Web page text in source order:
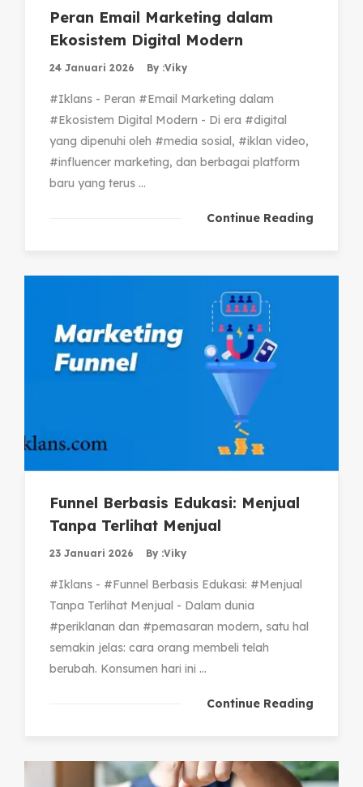
Peran Email Marketing dalam
Ekosistem Digital Modern
24 Januari 2026 By :Viky
#Iklans - Peran #Email Marketing dalam
#Ekosistem Digital Modern - Di era #digital
yang dipenuhi oleh #media sosial, #iklan video,
#influencer marketing, dan berbagai platform
baru yang terus ...
Continue Reading
Funnel Berbasis Edukasi: Menjual
Tanpa Terlihat Menjual
23 Januari 2026 By :Viky
#Iklans - #Funnel Berbasis Edukasi: #Menjual
Tanpa Terlihat Menjual - Dalam dunia
#periklanan dan #pemasaran modern, satu hal
semakin jelas: cara orang membeli telah
berubah. Konsumen hari ini ...
Continue Reading